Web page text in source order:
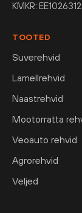
KMKR:
TOOTED
Suverehvid
Lamellrehvid
Naastrehvid
Mootorratta
Veoauto rehvid
Agrorehvid
Veljed